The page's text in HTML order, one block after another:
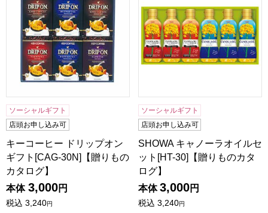
ソーシャルギフト
店頭お申し込み可
キーコーヒー ドリップオン
ギフト[CAG-30N]【贈りもの
カタログ】
本体 3,000円
税込 3,240円
ソーシャルギフト
店頭お申し込み可
SHOWA キャノーラオイルセ
ット[HT-30]【贈りものカタ
ログ】
本体 3,000円
税込 3,240円